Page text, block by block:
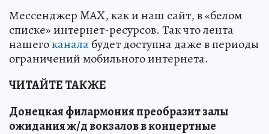
Мессенджер MAX, как и наш сайт, в «белом
списке» интернет-ресурсов. Так что лента
нашегоканалабудет доступна даже в периоды
ограничений мобильного интернета.
ЧИТАЙТЕ ТАКЖЕ
Донецкая филармония преобразит залы
ожидания ж/д вокзалов в концертные